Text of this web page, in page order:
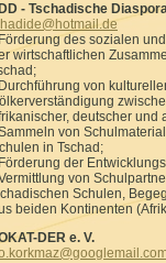
- Tschadische
des sozialen
wirtschaftlichen
von
deutscher und
von
in Tschad;
der
von
Schulen,
beiden Kontinenten
DER e. V.